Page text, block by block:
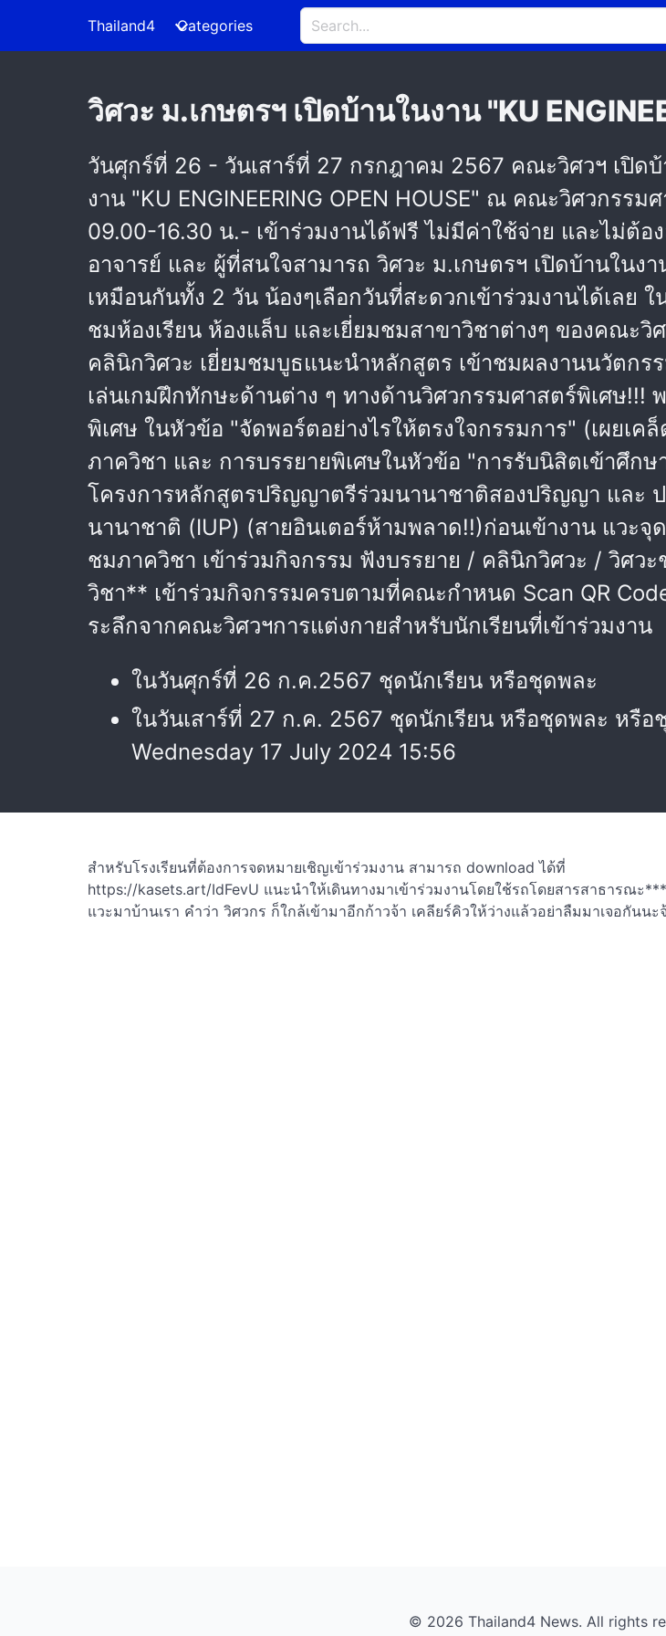
Thailand4 Categories
วิศวะ ม.เกษตรฯ เปิดบ้านในงาน "KU
วันศุกร์ที่ 26 - วันเสาร์ที่ 27 กรกฎาคม 2567 คณะวิศวฯ เปิด
งาน "KU ENGINEERING OPEN HOUSE" ณ คณะวิศวกรร
09.00-16.30 น.- เข้าร่วมงานได้ฟรี ไม่มีค่าใช้จ่าย และไม่ต้อ
อาจารย์ และ ผู้ที่สนใจสามารถ วิศวะ ม.เกษตรฯ เปิดบ้านในงา
เหมือนกันทั้ง 2 วัน น้องๆเลือกวันที่สะดวกเข้าร่วมงานได้เลย
ชมห้องเรียน ห้องแล็บ และเยี่ยมชมสาขาวิชาต่างๆ ของคณะ
คลินิกวิศวะ เยี่ยมชมบูธแนะนำหลักสูตร เข้าชมผลงานนวัตกร
เล่นเกมฝึกทักษะด้านต่าง ๆ ทางด้านวิศวกรรมศาสตร์พิเศษ!!!
พิเศษ ในหัวข้อ "จัดพอร์ตอย่างไรให้ตรงใจกรรมการ" (เผยเ
ภาควิชา และ การบรรยายพิเศษในหัวข้อ "การรับนิสิตเข้าศึก
โครงการหลักสูตรปริญญาตรีร่วมนานาชาติสองปริญญา และ
นานาชาติ (IUP) (สายอินเตอร์ห้ามพลาด!!)ก่อนเข้างาน แวะ
ชมภาควิชา เข้าร่วมกิจกรรม ฟังบรรยาย / คลินิกวิศวะ / วิศว
วิชา** เข้าร่วมกิจกรรมครบตามที่คณะกำหนด Scan QR
ระลึกจากคณะวิศวฯการแต่งกายสำหรับนักเรียนที่เข้าร่วมงาน
ในวันศุกร์ที่ 26 ก.ค.2567 ชุดนักเรียน หรือชุดพละ
ในวันเสาร์ที่ 27 ก.ค. 2567 ชุดนักเรียน หรือชุดพละ หรือ
Wednesday 17 July 2024 15:56
สำหรับโรงเรียนที่ต้องการจดหมายเชิญเข้าร่วมงาน สามารถ download ได้ที่
https://kasets.art/IdFevU แนะนำให้เดินทางมาเข้าร่วมงานโดยใช้รถโดยสารสาธารณะ
แวะมาบ้านเรา คำว่า วิศวกร ก็ใกล้เข้ามาอีกก้าวจ้า เคลียร์คิวให้ว่างแล้วอย่าลืมมาเจอกันนะ
© 2026 Thailand4 News. All rights